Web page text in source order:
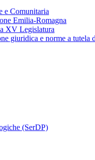
e Comunitaria
Emilia-Romagna
XV Legislatura
giuridica e norme a tutela
(SerDP)